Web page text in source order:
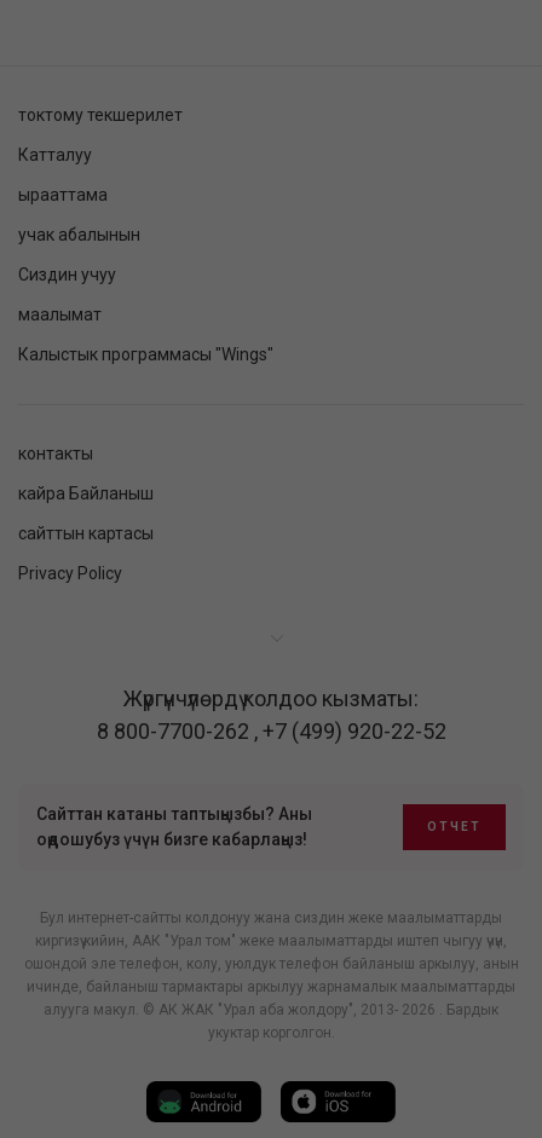
токтому текшерилет
Катталуу
ырааттама
учак абалынын
Сиздин учуу
маалымат
Калыстык программасы "Wings"
контакты
кайра Байланыш
сайттын картасы
Privacy Policy
Жүргүнчүлөрдү колдоо кызматы:
8 800-7700-262 ,+7 (499) 920-22-52
Сайттан катаны таптыңызбы? Аны
оңдошубуз үчүн бизге кабарлаңыз!
ОТЧЕТ
Бул интернет-сайтты колдонуу жана сиздин жеке маалыматтарды
киргизүү кийин, ААК "Урал том" жеке маалыматтарды иштеп чыгуу үчүн,
ошондой эле телефон, колу, уюлдук телефон байланыш аркылуу, анын
ичинде, байланыш тармактары аркылуу жарнамалык маалыматтарды
алууга макул. © АК ЖАК "Урал аба жолдору", 2013- 2026 . Бардык
укуктар корголгон.